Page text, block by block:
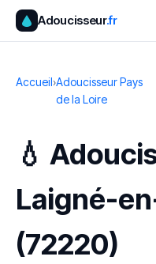
Adoucisseur.fr
Accueil›Adoucisseur Pays
de la Loire
💧
Laigné-
(72220)